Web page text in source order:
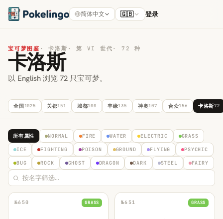
简体中文 🇬🇧 登录
宝可梦图鉴 ·卡洛斯 ·第 VI 世代 ·72 种
卡洛斯
以 English 浏览 72 只宝可梦。
全国1025 关都151 城都100 丰缘135 神奥107 合众156 卡洛斯72
所有属性 NORMAL FIRE WATER ELECTRIC GRASS
ICE FIGHTING POISON GROUND FLYING PSYCHIC
BUG ROCK GHOST DRAGON DARK STEEL FAIRY
№650 GRASS №651 GRASS